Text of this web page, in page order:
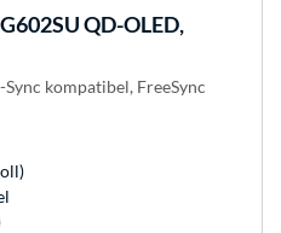
QD-OLED,
kompatibel, FreeSync